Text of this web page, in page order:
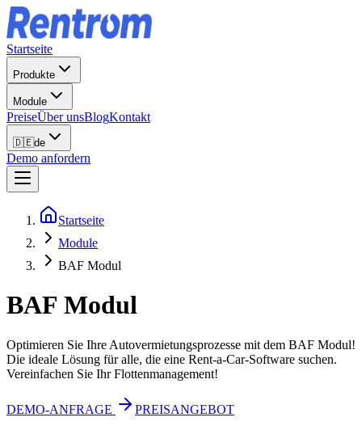
Startseite
Produkte
Module
PreiseÜber unsBlogKontakt
🇩🇪de
Demo anfordern
Startseite
Module
BAF Modul
BAF Modul
Optimieren Sie Ihre Autovermietungsprozesse mit dem BAF Modul!
Die ideale Lösung für alle, die eine Rent-a-Car-Software suchen.
Vereinfachen Sie Ihr Flottenmanagement!
DEMO-ANFRAGE PREISANGEBOT